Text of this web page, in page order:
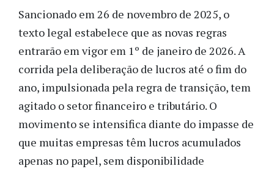
Sancionado em 26 de novembro de 2025, o
texto legal estabelece que as novas regras
entrarão em vigor em 1º de janeiro de 2026. A
corrida pela deliberação de lucros até o fim do
ano, impulsionada pela regra de transição, tem
agitado o setor financeiro e tributário. O
movimento se intensifica diante do impasse de
que muitas empresas têm lucros acumulados
apenas no papel, sem disponibilidade